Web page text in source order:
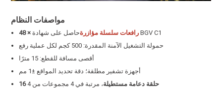
مواصفات النظام
48 × رافعات سلسلة مؤازرة حاصل على شهادة BGV C1
حمولة التشغيل الآمنة المقدرة: 500 كجم لكل عملية رفع
أقصى مسافة للقطع: 15 مترًا
أجهزة تشفير مطلقة؛ دقة تحديد المواقع ±1 مم
16 حلقة دعامة مستطيلة، مرتبة في 4 مجموعات من 4